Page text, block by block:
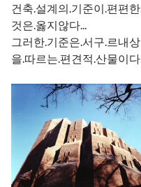
건축.설계의.기준이.편편
것은.옳지않다...
그러한.기준은.서구.르내
을.따르는.편견적.산물이다